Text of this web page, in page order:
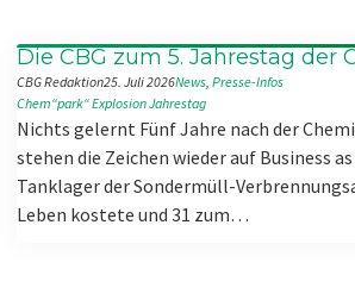
Die CBG zum 5. Jahrestag der
CBG Redaktion25. Juli 2026News, Presse-Infos
Chem“park“ExplosionJahrestag
Nichts gelernt Fünf Jahre nach der
stehen die Zeichen wieder auf Business
Tanklager der Sondermüll-
Leben kostete und 31 zum…